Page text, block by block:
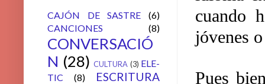
cuando
jóvenes
Pues
CAJÓN DE SASTRE
(6)
CANCIONES
(8)
CONVERSACIÓ
N (28) CULTURA (3) ELE-
TIC
(8)
ESCRITURA